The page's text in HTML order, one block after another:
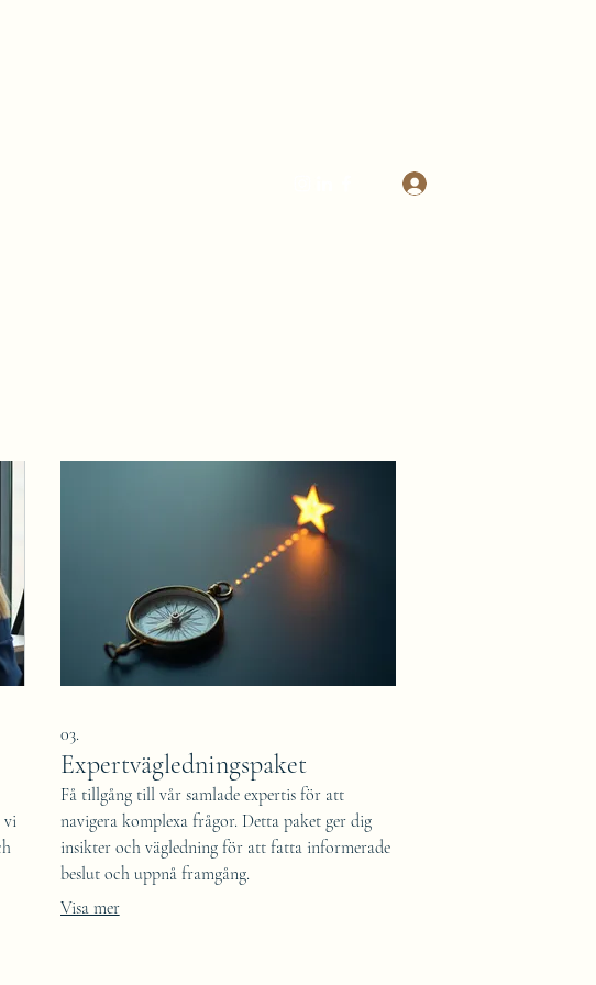
vi
03.
Expertvägledningspaket
Få tillgång till vår samlade expertis för att
navigera komplexa frågor. Detta paket ger dig
insikter och vägledning för att fatta informerade
beslut och uppnå framgång.
Visa mer